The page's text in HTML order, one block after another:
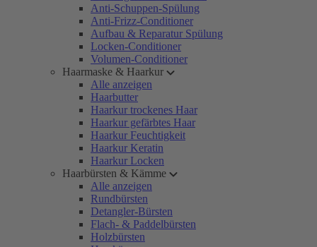
Anti-Schuppen-Spülung
Anti-Frizz-Conditioner
Aufbau & Reparatur Spülung
Locken-Conditioner
Volumen-Conditioner
Haarmaske & Haarkur
Alle anzeigen
Haarbutter
Haarkur trockenes Haar
Haarkur gefärbtes Haar
Haarkur Feuchtigkeit
Haarkur Keratin
Haarkur Locken
Haarbürsten & Kämme
Alle anzeigen
Rundbürsten
Detangler-Bürsten
Flach- & Paddelbürsten
Holzbürsten